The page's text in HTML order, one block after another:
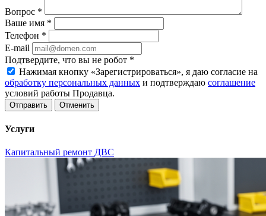
Вопрос *
Ваше имя *
Телефон *
E-mail
Подтвердите, что вы не робот *
Нажимая кнопку «Зарегистрироваться», я даю согласие на
обработку персональных данных и подтверждаю соглашение
условий работы Продавца.
Отменить
Услуги
Капитальный ремонт ДВС